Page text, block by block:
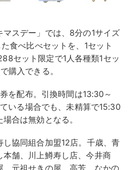
マスデー」では、8分の1サイズ
食べ比べセットを、1セット
セット限定で1人各種類1セッ
購入できる。
を配布。引換時間は13:30～
いる場合でも、未精算で15:30
合は無効となる。
協同組合加盟12店。千歳、青
舗、川上鱒寿し店、今井商
、元祖せきの屋、高芳、なかの